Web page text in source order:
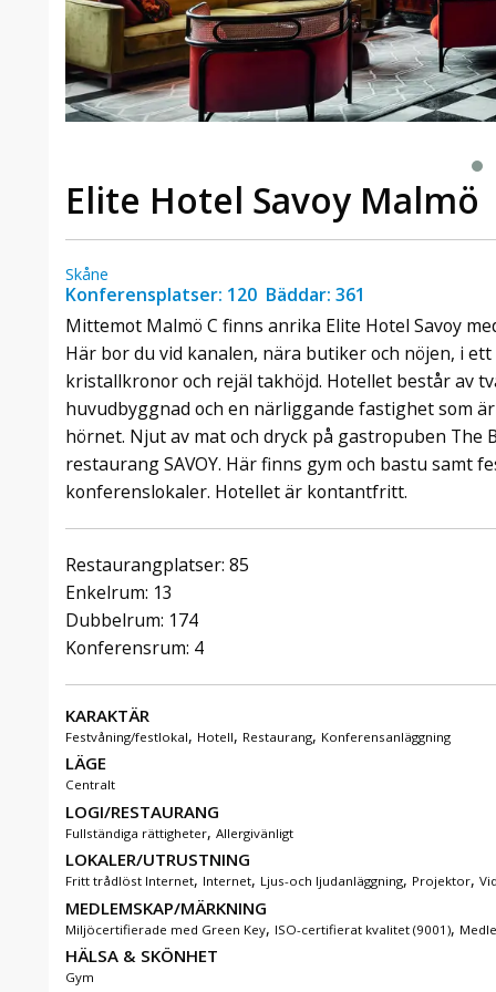
Elite Hotel Savoy Malmö
Skåne
Konferensplatser: 120 Bäddar: 361
Mittemot Malmö C finns anrika Elite Hotel Savoy
Här bor du vid kanalen, nära butiker och nöjen, i
kristallkronor och rejäl takhöjd. Hotellet består av
huvudbyggnad och en närliggande fastighet som
hörnet. Njut av mat och dryck på gastropuben The
restaurang SAVOY. Här finns gym och bastu samt
konferenslokaler. Hotellet är kontantfritt.
Restaurangplatser: 85
Enkelrum: 13
Dubbelrum: 174
Konferensrum: 4
KARAKTÄR
Festvåning/festlokal, Hotell, Restaurang, Konferensanläggning
LÄGE
Centralt
LOGI/RESTAURANG
Fullständiga rättigheter, Allergivänligt
LOKALER/UTRUSTNING
Fritt trådlöst Internet, Internet, Ljus-och ljudanläggning, Projektor,
MEDLEMSKAP/MÄRKNING
Miljöcertifierade med Green Key, ISO-certifierat kvalitet (9001),
HÄLSA & SKÖNHET
Gym